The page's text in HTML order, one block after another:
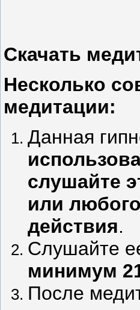
Скачать
Несколько
медитации:
Данная
слушайте
или
действия.
Слушайте
минимум
После